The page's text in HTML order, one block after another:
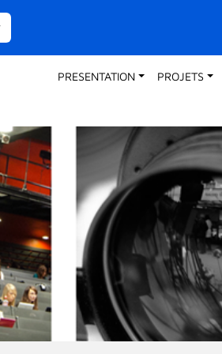
NavigationPRESENTATION PROJETS